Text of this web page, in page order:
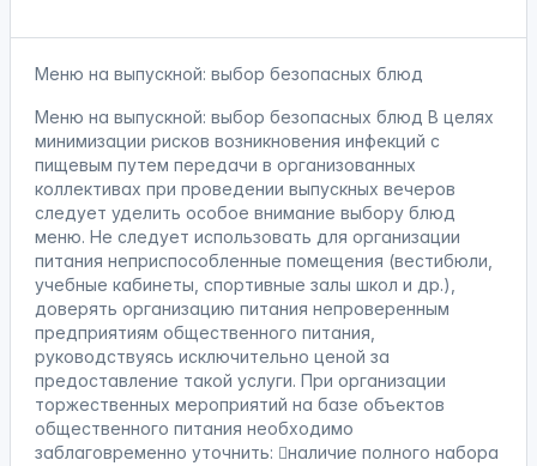
Меню на выпускной: выбор безопасных блюд
Меню на выпускной: выбор безопасных блюд В целях
минимизации рисков возникновения инфекций с
пищевым путем передачи в организованных
коллективах при проведении выпускных вечеров
следует уделить особое внимание выбору блюд
меню. Не следует использовать для организации
питания неприспособленные помещения (вестибюли,
учебные кабинеты, спортивные залы школ и др.),
доверять организацию питания непроверенным
предприятиям общественного питания,
руководствуясь исключительно ценой за
предоставление такой услуги. При организации
торжественных мероприятий на базе объектов
общественного питания необходимо
заблаговременно уточнить: наличие полного набора